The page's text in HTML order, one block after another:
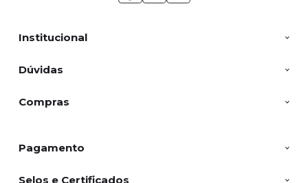
Institucional
Dúvidas
Compras
Pagamento
Selos e Certificados